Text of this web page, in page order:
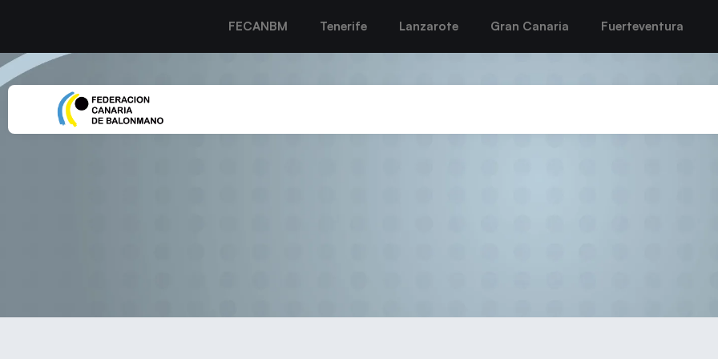
FECANBM Tenerife Lanzarote Gran Canaria Fuerteventura
Paso de gigante del Lanzarote Puerto del Carmen